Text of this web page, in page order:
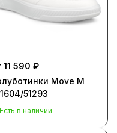
11 590 ₽
Move M
51293
Есть в наличии